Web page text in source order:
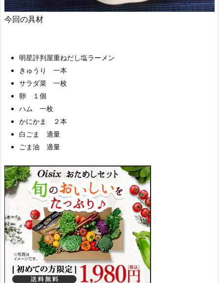
今回の具材
明星評判屋重ねだし塩ラーメン
きゅうり 一本
サラダ菜 一枚
卵 １個
ハム 一枚
かにかま ２本
白ごま 適量
ごま油 適量